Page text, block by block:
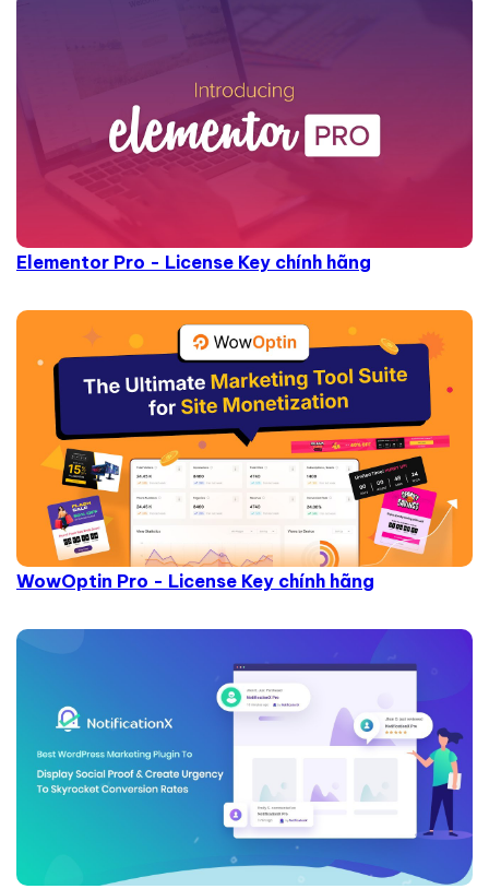
Elementor Pro - License Key chính hãng
WowOptin Pro - License Key chính hãng